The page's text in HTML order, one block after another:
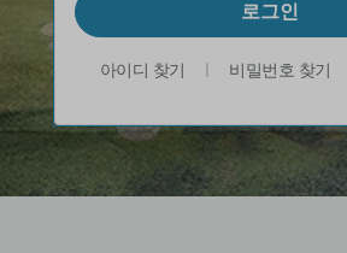
로그인
아이디 찾기 비밀번호 찾기